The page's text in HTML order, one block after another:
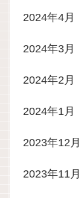
2024年4月
2024年3月
2024年2月
2024年1月
2023年12月
2023年11月